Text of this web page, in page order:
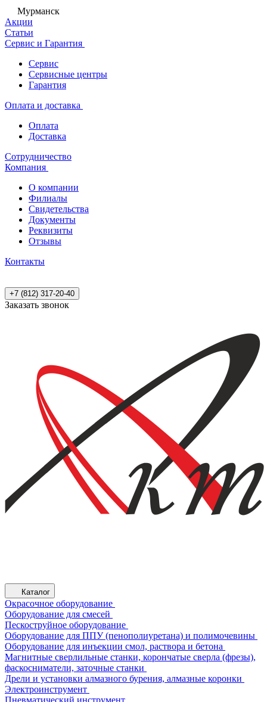
Мурманск
Акции
Статьи
Сервис и Гарантия
Сервис
Сервисные центры
Гарантия
Оплата и доставка
Оплата
Доставка
Сотрудничество
Компания
О компании
Филиалы
Свидетельства
Документы
Реквизиты
Отзывы
Контакты
+7 (812) 317-20-40
Заказать звонок
Каталог
Окрасочное оборудование
Оборудование для смесей
Пескоструйное оборудование
Оборудование для ППУ (пенополиуретана) и полимочевины
Оборудование для инъекции смол, раствора и бетона
Магнитные сверлильные станки, корончатые сверла (фрезы),
фаскосниматели, заточные станки
Дрели и установки алмазного бурения, алмазные коронки
Электроинструмент
Пневматический инструмент